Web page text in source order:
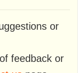
or
feedback or